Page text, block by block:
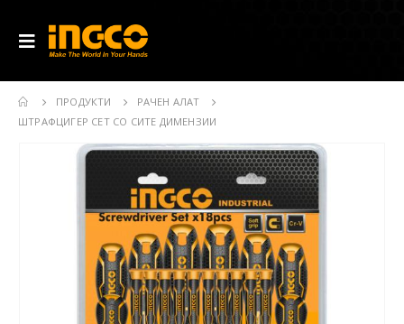
ПРОДУКТИ
РАЧЕН АЛАТ
ШТРАФЦИГЕР СЕТ СО СИТЕ ДИМЕНЗИИ